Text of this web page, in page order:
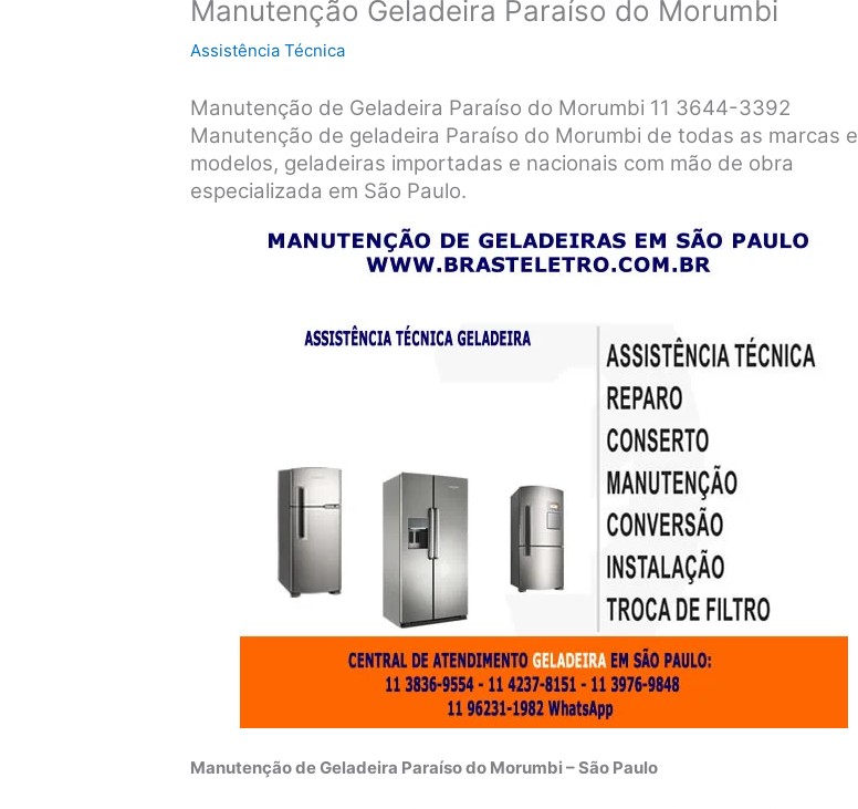
Manutenção Geladeira Paraíso do Morumbi
Assistência Técnica
Manutenção de Geladeira Paraíso do Morumbi 11 3644-3392
Manutenção de geladeira Paraíso do Morumbi de todas as marcas e
modelos, geladeiras importadas e nacionais com mão de obra
especializada em São Paulo.
Manutenção de Geladeira Paraíso do Morumbi – São Paulo